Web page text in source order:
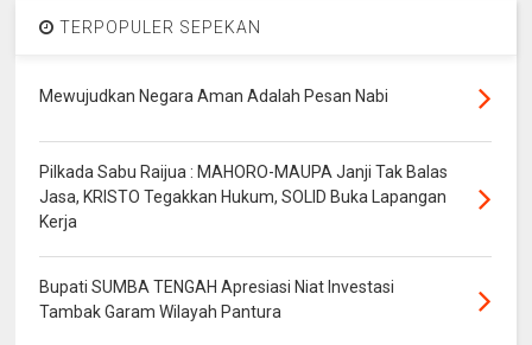
TERPOPULER SEPEKAN
Mewujudkan Negara Aman Adalah Pesan Nabi
Pilkada Sabu Raijua : MAHORO-MAUPA Janji Tak Balas
Jasa, KRISTO Tegakkan Hukum, SOLID Buka Lapangan
Kerja
Bupati SUMBA TENGAH Apresiasi Niat Investasi
Tambak Garam Wilayah Pantura